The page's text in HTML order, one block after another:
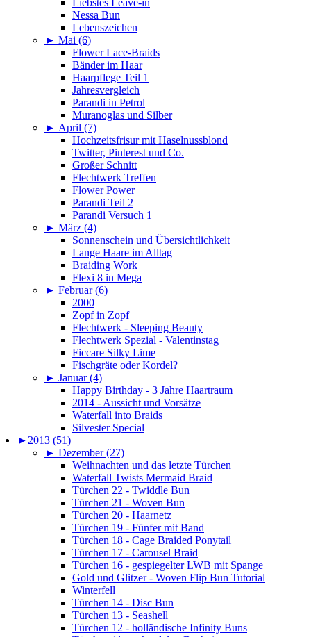
Liebstes Leave-in
Nessa Bun
Lebenszeichen
► Mai (6)
Flower Lace-Braids
Bänder im Haar
Haarpflege Teil 1
Jahresvergleich
Parandi in Petrol
Muranoglas und Silber
► April (7)
Hochzeitsfrisur mit Haselnussblond
Twitter, Pinterest und Co.
Großer Schnitt
Flechtwerk Treffen
Flower Power
Parandi Teil 2
Parandi Versuch 1
► März (4)
Sonnenschein und Übersichtlichkeit
Lange Haare im Alltag
Braiding Work
Flexi 8 in Mega
► Februar (6)
2000
Zopf in Zopf
Flechtwerk - Sleeping Beauty
Flechtwerk Spezial - Valentinstag
Ficcare Silky Lime
Fischgräte oder Kordel?
► Januar (4)
Happy Birthday - 3 Jahre Haartraum
2014 - Aussicht und Vorsätze
Waterfall into Braids
Silvester Special
► 2013 (51)
► Dezember (27)
Weihnachten und das letzte Türchen
Waterfall Twists Mermaid Braid
Türchen 22 - Twiddle Bun
Türchen 21 - Woven Bun
Türchen 20 - Haarnetz
Türchen 19 - Fünfer mit Band
Türchen 18 - Cage Braided Ponytail
Türchen 17 - Carousel Braid
Türchen 16 - gespiegelter LWB mit Spange
Gold und Glitzer - Woven Flip Bun Tutorial
Winterfell
Türchen 14 - Disc Bun
Türchen 13 - Seashell
Türchen 12 - holländische Infinity Buns